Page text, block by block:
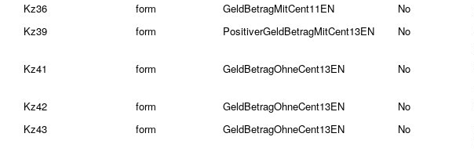
Kz36
form GeldBetragMitCent11EN No
Kz39
form PositiverGeldBetragMitCent13EN No
Kz41
form GeldBetragOhneCent13EN No
Kz42
form GeldBetragOhneCent13EN No
Kz43
form GeldBetragOhneCent13EN No